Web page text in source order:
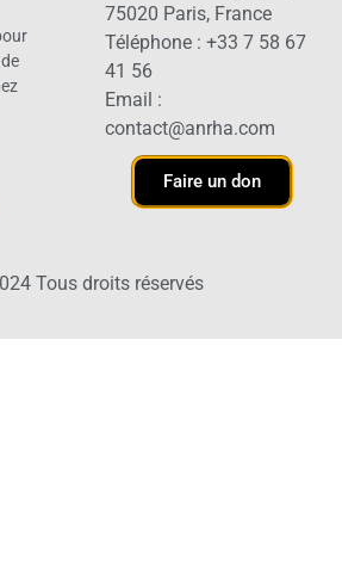
75020 Paris, France
Téléphone : +33 7 58 67
41 56
Email :
contact@anrha.com
Faire un don
Tous droits réservés